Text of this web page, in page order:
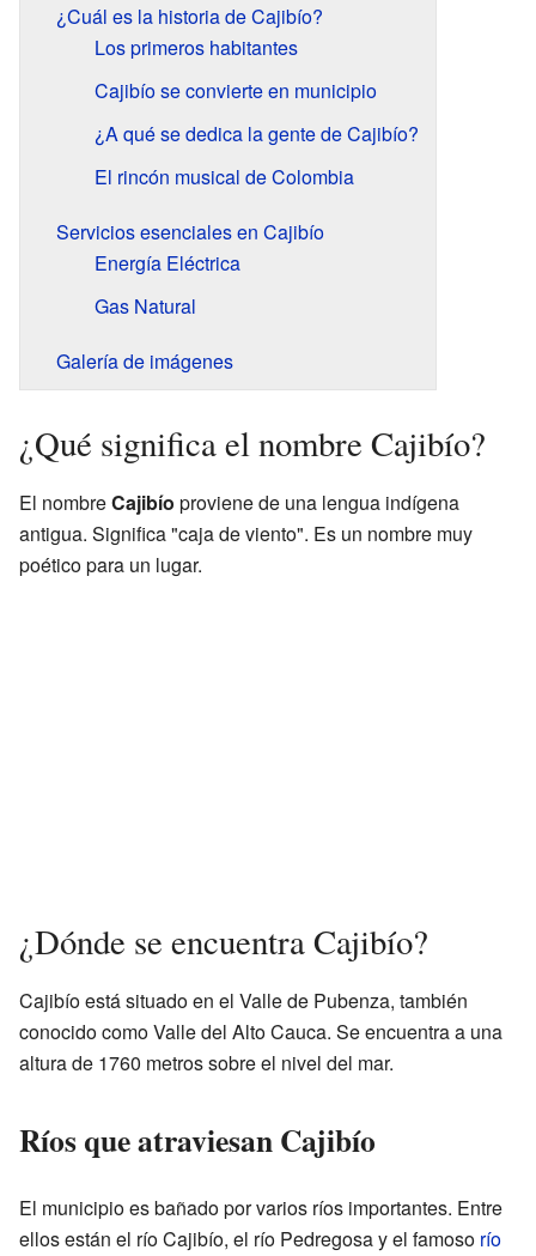
¿Cuál es la historia de Cajibío?
Los primeros habitantes
Cajibío se convierte en municipio
¿A qué se dedica la gente de Cajibío?
El rincón musical de Colombia
Servicios esenciales en Cajibío
Energía Eléctrica
Gas Natural
Galería de imágenes
¿Qué significa el nombre Cajibío?
El nombreCajibío proviene de una lengua indígena
antigua. Significa "caja de viento". Es un nombre muy
poético para un lugar.
¿Dónde se encuentra Cajibío?
Cajibío está situado en el Valle de Pubenza, también
conocido como Valle del Alto Cauca. Se encuentra a una
altura de 1760 metros sobre el nivel del mar.
Ríos que atraviesan Cajibío
El municipio es bañado por varios ríos importantes. Entre
ellos están el río Cajibío, el río Pedregosa y el famoso río